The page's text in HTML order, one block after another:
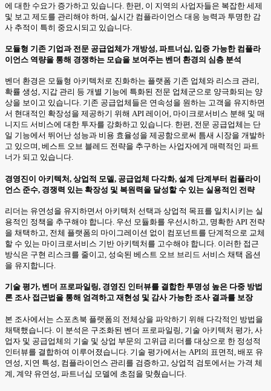
에 대한 수요가 증가하고 있습니다. 한편, 이 지역의 사업자들은 복잡한 세제
및 보고 제도를 관리해야 하며, 실시간 컴플라이언스 대응 능력과 투명한 감
사 추적이 특히 중요시되고 있습니다.
모듈형 기존 기업과 전문 공급업체가 개방성, 파트너십, 입증 가능한 컴플라
이언스 역량을 통해 경쟁하는 모습을 보여주는 벤더 환경의 심층 분석
벤더 환경은 모듈형 아키텍처로 진화하는 플랫폼 기존 업체와 리스크 관리,
확률 생성, 지갑 관리 등 개별 기능에 특화된 전문 업체군으로 양극화되는 양
상을 보이고 있습니다. 기존 공급업체들은 연속성을 원하는 고객을 유지하면
서 현대적인 확장성을 제공하기 위해 API 레이어, 마이크로서비스 분해 및 매
니지드 서비스에 대한 투자를 강화하고 있습니다. 한편, 전문 공급업체는 단
일 기능에서 뛰어난 성능과 비용 효율성을 제공함으로써 틈새 시장을 개발하
고 있으며, 베스트 오브 블레드 전략을 추구하는 사업자에게 매력적인 파트
너가 되고 있습니다.
경영진이 아키텍처, 상업적 모델, 공급업체 다각화, 설계 단계부터 컴플라이
언스 준수, 경쟁력 있는 확장성 및 복원력을 달성할 수 있는 실용적인 전략
리더는 유연성을 유지하면서 아키텍처 선택과 상업적 목표를 일치시키는 실
용적인 정책을 추구해야 합니다. 우선 모듈화를 우선시하고, 명확한 API 전략
을 채택하고, 전체 플랫폼의 마이그레이션 없이 컴포넌트를 단계적으로 교체
할 수 있는 마이크로서비스 기반 아키텍처를 고수해야 합니다. 이러한 접근
방식은 구현 리스크를 줄이고, 성숙된 베스트 오브 브리드 서비스 채택 옵션
을 유지합니다.
기술 평가, 벤더 프로파일링, 경영진 인터뷰를 결합한 투명성 높은 다중 방법
론 조사 접근법을 통해 엄격하고 재현성 및 감사 가능한 조사 결과를 보장
본 조사에서는 스포츠북 플랫폼의 전체상을 파악하기 위해 다각적인 방법을
채택했습니다. 이 분석은 구조화된 벤더 프로파일링, 기술 아키텍처 평가, 사
업자 및 공급업체의 기술 및 상업 부문의 고위급 리더를 대상으로 한 정성적
인터뷰를 결합하여 이루어졌습니다. 기술 평가에서는 API의 표면적, 배포 유
연성, 지연 특성, 컴플라이언스 관리를 검증하고, 상업적 검토에서는 가격 체
계, 계약 유연성, 파트너십 모델에 초점을 맞췄습니다.